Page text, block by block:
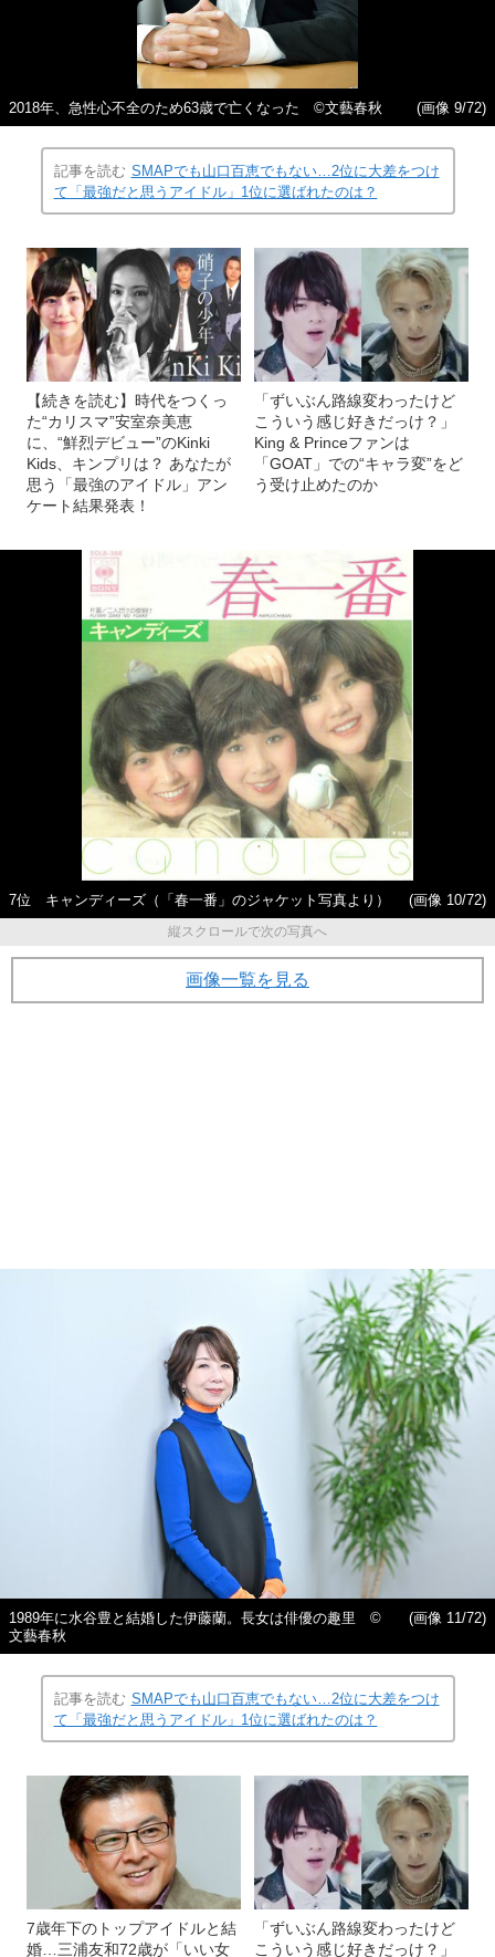
2018年、急性心不全のため63歳で亡くなった ©文藝春秋 (画像 9/72)
記事を読む SMAPでも山口百恵でもない…2位に大差をつけ
て「最強だと思うアイドル」1位に選ばれたのは？
【続きを読む】時代をつくっ
た“カリスマ”安室奈美恵
に、“鮮烈デビュー”のKinki
Kids、キンプリは？ あなたが
思う「最強のアイドル」アン
ケート結果発表！
「ずいぶん路線変わったけど
こういう感じ好きだっけ？」
King & Princeファンは
「GOAT」での“キャラ変”をど
う受け止めたのか
7位 キャンディーズ（「春一番」のジャケット写真より）
(画像 10/72)
縦スクロールで次の写真へ
画像一覧を見る
1989年に水谷豊と結婚した伊藤蘭。長女は俳優の趣里 ©
文藝春秋
(画像 11/72)
記事を読む SMAPでも山口百恵でもない…2位に大差をつけ
て「最強だと思うアイドル」1位に選ばれたのは？
7歳年下のトップアイドルと結
婚…三浦友和72歳が「いい女
「ずいぶん路線変わったけど
こういう感じ好きだっけ？」